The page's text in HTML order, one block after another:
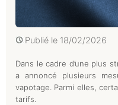
Publié le 18/02/2026
Dans le cadre d’une plus
a annoncé plusieurs
vapotage. Parmi elles,
tarifs.